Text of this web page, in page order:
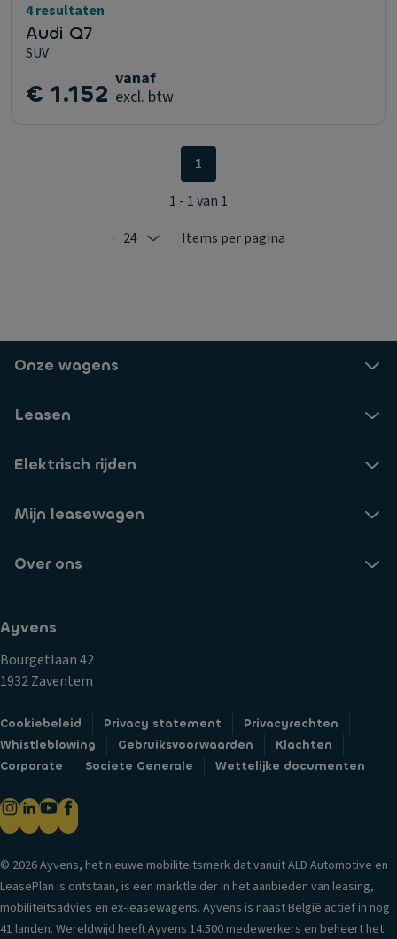
4 resultaten
Audi Q7
SUV
€ 1.152 vanaf
excl. btw
Selected: 24
24 Items per pagina
1
1 - 1 van 1
Onze wagens
Leasen
Elektrisch rijden
Mijn leasewagen
Over ons
Ayvens
Bourgetlaan 42
1932 Zaventem
Cookiebeleid Privacy statement
Privacyrechten
Whistleblowing
Gebruiksvoorwaarden
Klachten
Corporate
Societe Generale Wettelijke documenten
© 2026 Ayvens, het nieuwe mobiliteitsmerk dat vanuit ALD Automotive en
LeasePlan is ontstaan, is een marktleider in het aanbieden van leasing,
mobiliteitsadvies en ex-leasewagens. Ayvens is naast België actief in nog
41 landen. Wereldwijd heeft Ayvens 14.500 medewerkers en beheert het